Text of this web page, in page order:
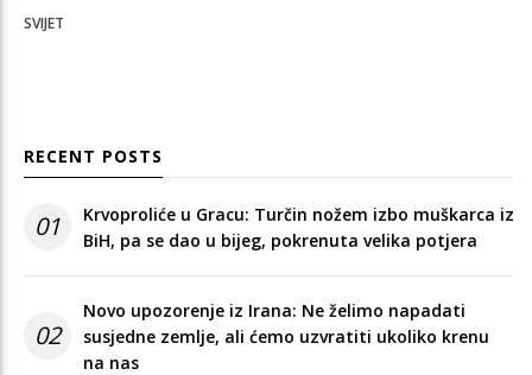
SVIJET
RECENT POSTS
01
Krvoproliće u Gracu: Turčin nožem izbo muškarca iz
BiH, pa se dao u bijeg, pokrenuta velika potjera
02
Novo upozorenje iz Irana: Ne želimo napadati
susjedne zemlje, ali ćemo uzvratiti ukoliko krenu
na nas